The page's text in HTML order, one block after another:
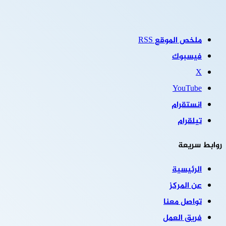
ملخص الموقع RSS
فيسبوك
‫X
‫YouTube
انستقرام
تيلقرام
روابط سريعة
الرئيسية
عن المركز
تواصل معنا
فريق العمل